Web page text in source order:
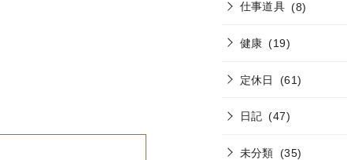
仕事道具 (8)
健康 (19)
定休日 (61)
日記 (47)
未分類 (35)